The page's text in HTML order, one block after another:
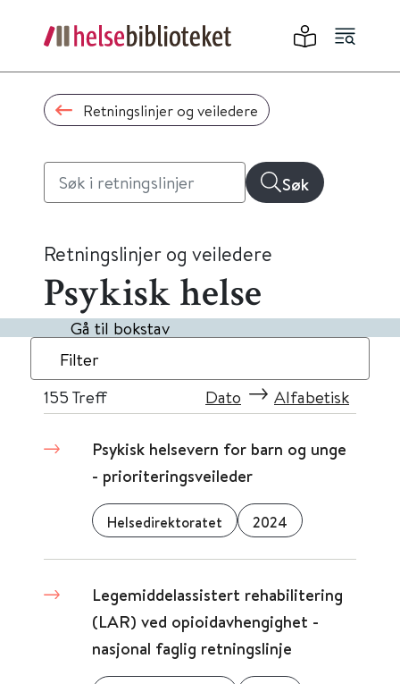
Retningslinjer og veiledere
Søk
Retningslinjer og veiledere
Psykisk helse
Gå til bokstav
Filter
155 Treff Dato Alfabetisk
Psykisk helsevern for barn og unge
- prioriteringsveileder
Helsedirektoratet 2024
Legemiddelassistert rehabilitering
(LAR) ved opioidavhengighet -
nasjonal faglig retningslinje